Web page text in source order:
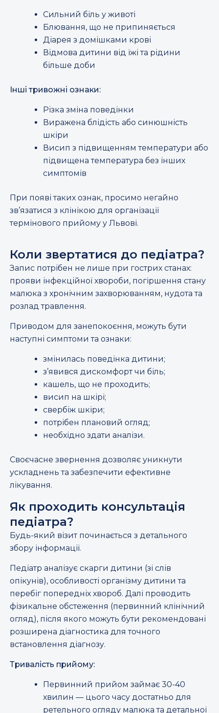
Сильний біль у животі
Блювання, що не припиняється
Діарея з домішками крові
Відмова дитини від їжі та рідини
більше доби
Інші тривожні ознаки:
Різка зміна поведінки
Виражена блідість або синюшність
шкіри
Висип з підвищенням температури або
підвищена температура без інших
симптомів
При появі таких ознак, просимо негайно
зв’язатися з клінікою для організації
термінового прийому у Львові.
Коли звертатися до педіатра?
Запис потрібен не лише при гострих станах:
прояви інфекційної хвороби, погіршення стану
малюка з хронічним захворюванням, нудота та
розлад травлення.
Приводом для занепокоєння, можуть бути
наступні симптоми та ознаки:
змінилась поведінка дитини;
з’явився дискомфорт чи біль;
кашель, що не проходить;
висип на шкірі;
свербіж шкіри;
потрібен плановий огляд;
необхідно здати аналізи.
Своєчасне звернення дозволяє уникнути
ускладнень та забезпечити ефективне
лікування.
Як проходить консультація
педіатра?
Будь-який візит починається з детального
збору інформації.
Педіатр аналізує скарги дитини (зі слів
опікунів), особливості організму дитини та
перебіг попередніх хвороб. Далі проводить
фізикальне обстеження (первинний клінічний
огляд), після якого можуть бути рекомендовані
розширена діагностика для точного
встановлення діагнозу.
Тривалість прийому:
Первинний прийом займає 30-40
хвилин — цього часу достатньо для
ретельного огляду малюка та детальної